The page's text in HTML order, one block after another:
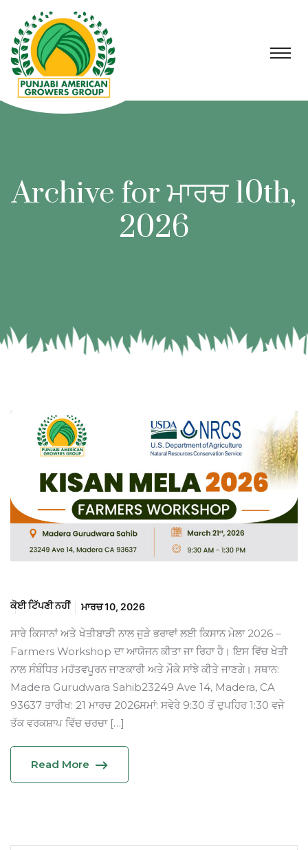
Archive for ਮਾਰਚ 10th,
2026
ਕੋਈ ਟਿੱਪਣੀ ਨਹੀਂ ਮਾਰਚ 10, 2026
ਸਾਰੇ ਕਿਸਾਨਾਂ ਅਤੇ ਖੇਤੀਬਾੜੀ ਨਾਲ ਜੁੜੇ ਭਰਾਵਾਂ ਲਈ ਕਿਸਾਨ ਮੇਲਾ 2026 –
Farmers Workshop ਦਾ ਆਯੋਜਨ ਕੀਤਾ ਜਾ ਰਿਹਾ ਹੈ। ਇਸ ਵਿੱਚ ਖੇਤੀ
ਨਾਲ ਸੰਬੰਧਿਤ ਮਹੱਤਵਪੂਰਨ ਜਾਣਕਾਰੀ ਅਤੇ ਮੌਕੇ ਸਾਂਝੇ ਕੀਤੇ ਜਾਣਗੇ। ਸਥਾਨ:
Madera Gurudwara Sahib23249 Ave 14, Madera, CA
93637 ਤਾਰੀਖ: 21 ਮਾਰਚ 2026ਸਮਾਂ: ਸਵੇਰੇ 9:30 ਤੋਂ ਦੁਪਹਿਰ 1:30 ਵਜੇ
ਤੱਕ ਵਰਕਸ਼ਾਪ ਵਿੱਚ ਚਰਚਾ […]
Read More